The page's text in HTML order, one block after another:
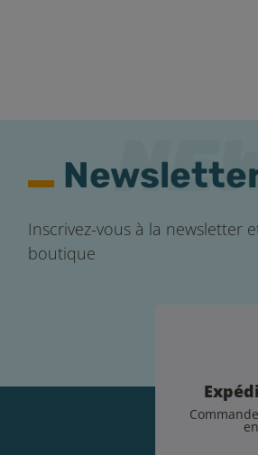
Inscrivez-vous à la newsletter
boutique